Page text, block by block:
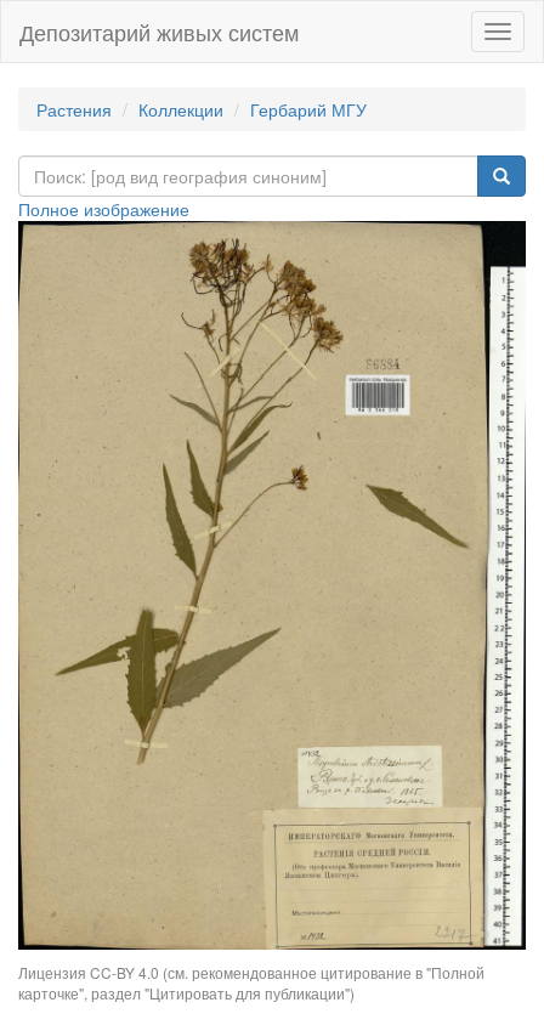
Депозитарий живых систем
Растения Коллекции Гербарий МГУ
Полное изображение
Лицензия CC-BY 4.0 (см. рекомендованное цитирование в "Полной
карточке", раздел "Цитировать для публикации")